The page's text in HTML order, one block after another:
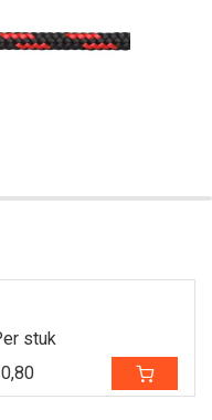
stuk